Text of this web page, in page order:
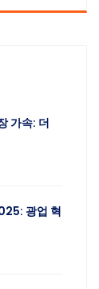
가속: 더
광업 혁